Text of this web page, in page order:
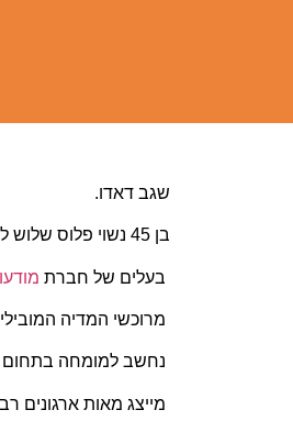
שגב דאדו.
בן 45 נשוי פלוס שלוש ליפעת מנהלת משאבי אנוש
בעלים של חברת מודעות 24 שעות -
מרוכשי המדיה
נחשב למומחה בתחום
מייצג מאות ארגונים